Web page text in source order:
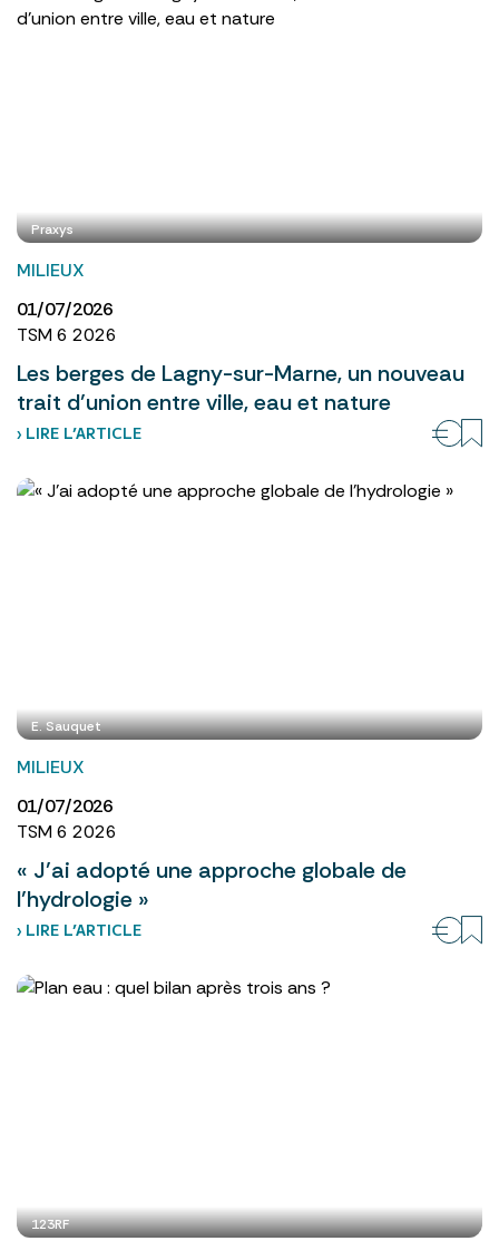
Praxys
MILIEUX
01/07/2026
TSM 6 2026
Les berges de Lagny-sur-Marne, un nouveau
trait d’union entre ville, eau et nature
› LIRE L’ARTICLE
E. Sauquet
MILIEUX
01/07/2026
TSM 6 2026
« J’ai adopté une approche globale de
l’hydrologie »
› LIRE L’ARTICLE
123RF